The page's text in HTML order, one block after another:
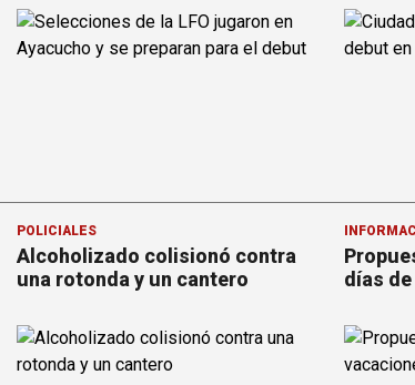
POLICIALES
Alcoholizado colisionó contra
una rotonda y un cantero
días